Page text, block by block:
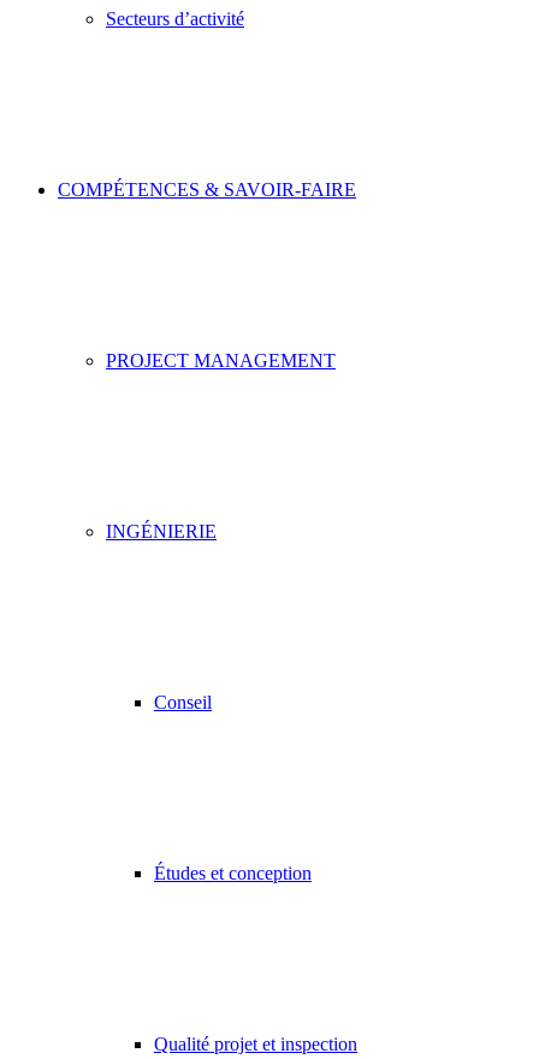
Secteurs d’activité
COMPÉTENCES & SAVOIR-FAIRE
PROJECT MANAGEMENT
INGÉNIERIE
Conseil
Études et conception
Qualité projet et inspection